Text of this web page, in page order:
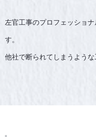
左官工事のプロフェッショ
す。
他社で断られてしまうような